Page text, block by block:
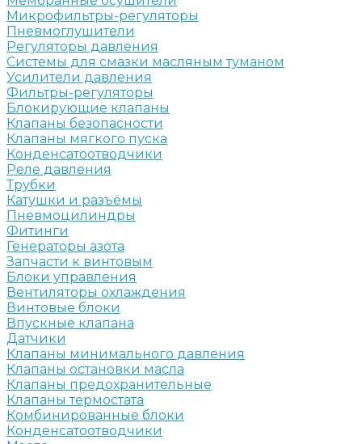
Микрофильтры-регуляторы
Пневмоглушители
Регуляторы давления
Системы для смазки масляным туманом
Усилители давления
Фильтры-регуляторы
Блокирующие клапаны
Клапаны безопасности
Клапаны мягкого пуска
Конденсатоотводчики
Реле давления
Трубки
Катушки и разъёмы
Пневмоцилиндры
Фитинги
Генераторы азота
Запчасти к винтовым
Блоки управления
Вентиляторы охлаждения
Винтовые блоки
Впускные клапана
Датчики
Клапаны минимального давления
Клапаны остановки масла
Клапаны предохранительные
Клапаны термостата
Комбинированные блоки
Конденсатоотводчики